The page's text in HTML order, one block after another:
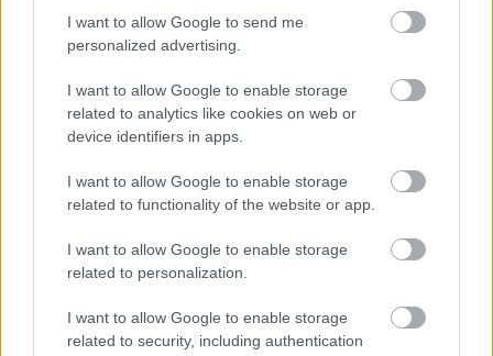
I want to allow Google to send me
personalized advertising.
I want to allow Google to enable storage
related to analytics like cookies on web or
device identifiers in apps.
I want to allow Google to enable storage
related to functionality of the website or app.
I want to allow Google to enable storage
related to personalization.
I want to allow Google to enable storage
related to security, including authentication
Meglepetés a semmiből: a Liverpool kölcsönveszi a
Barca védőjét
opciós joga is lesz a klubnak a több poszton is bevethető uruguayi
2026.08.08.